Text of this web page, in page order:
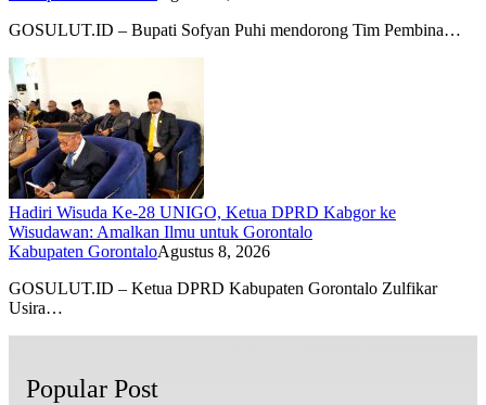
GOSULUT.ID – Bupati Sofyan Puhi mendorong Tim Pembina…
Hadiri Wisuda Ke-28 UNIGO, Ketua DPRD Kabgor ke
Wisudawan: Amalkan Ilmu untuk Gorontalo
Kabupaten GorontaloAgustus 8, 2026
GOSULUT.ID – Ketua DPRD Kabupaten Gorontalo Zulfikar
Usira…
Popular Post